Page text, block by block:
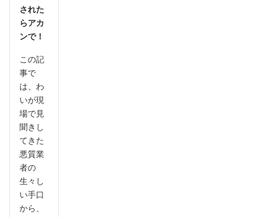
された
らアカ
ンで！
この記
事で
は、わ
いが現
場で見
聞きし
てきた
悪質業
者の
生々し
い手口
から、